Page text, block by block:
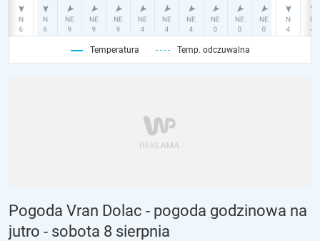
Temperatura Temp. odczuwalna
Pogoda Vran Dolac - pogoda godzinowa na
jutro - sobota 8 sierpnia